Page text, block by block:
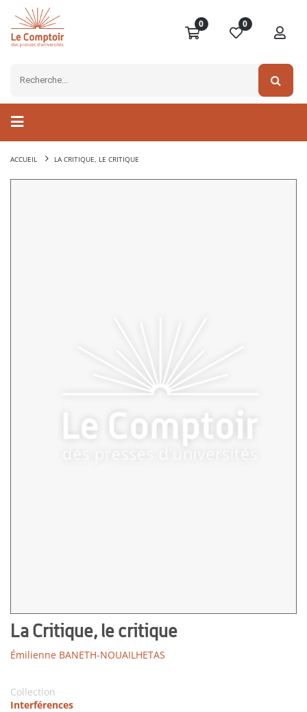
0 0
ACCUEIL LA CRITIQUE, LE CRITIQUE
La Critique, le critique
Émilienne BANETH-NOUAILHETAS
Collection
Interférences